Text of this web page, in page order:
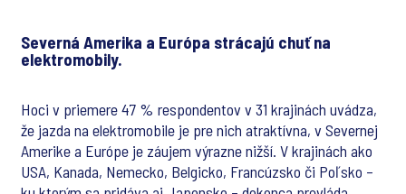
Severná Amerika a Európa strácajú chuť na
elektromobily.
Hoci v priemere 47 % respondentov v 31 krajinách uvádza,
že jazda na elektromobile je pre nich atraktívna, v Severnej
Amerike a Európe je záujem výrazne nižší. V krajinách ako
USA, Kanada, Nemecko, Belgicko, Francúzsko či Poľsko –